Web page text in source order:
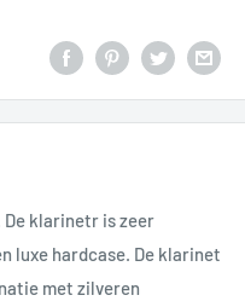
klarinetr is zeer
luxe hardcase. De klarinet
met zilveren